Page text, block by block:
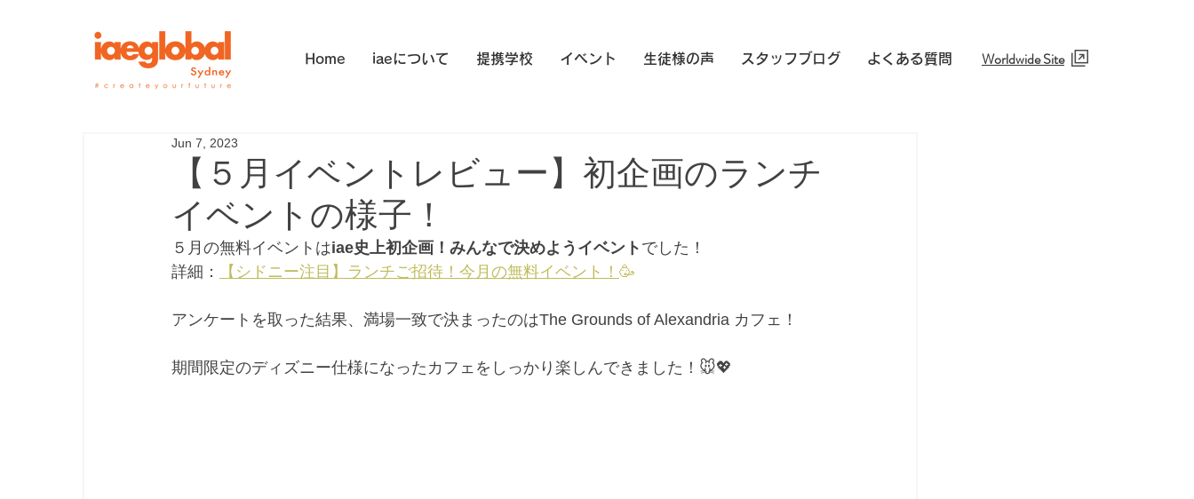
Home iaeについて 提携学校 イベント 生徒様の声 スタッフブログ よくある質問 Worldwide Site​
【５月イベントレビュー】初企画のランチ
イベントの様子！
Jun 7, 2023
５月の無料イベントはiae史上初企画！みんなで決めようイベント でした！
詳細：
【シドニー注目】ランチご招待！今月の無料イベント！ 🥳
アンケートを取った結果、満場一致で決まったのはThe Grounds of Alexandria カフェ！
期間限定のディズニー仕様になったカフェをしっかり楽しんできました！🐭💖